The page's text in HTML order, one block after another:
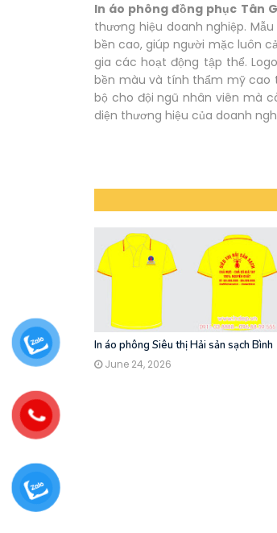
In áo phông đồng phục Tân
thương hiệu doanh nghiệp.
bền cao, giúp người mặc luôn
gia các hoạt động tập thể.
bền màu và tính thẩm mỹ cao
bộ cho đội ngũ nhân viên mà
diện thương hiệu của doanh
In áo phông Siêu thị Hải sản sạch Bình
June 24, 2026